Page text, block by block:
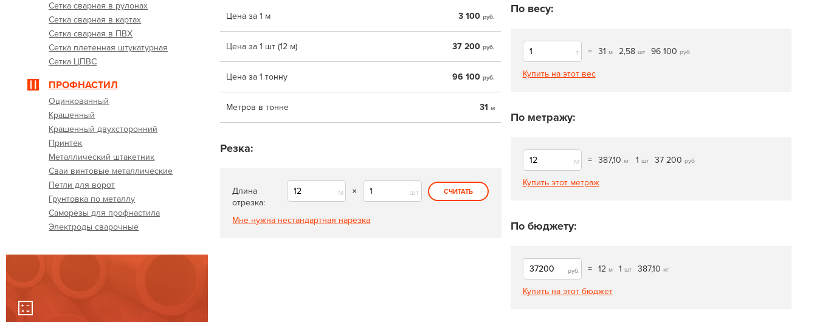
Сетка сварная в рулонах
Сетка сварная в картах
Сетка сварная в ПВХ
Сетка плетенная штукатурная
Сетка ЦПВС
ПРОФНАСТИЛ
Оцинкованный
Крашенный
Крашенный двухсторонний
Принтек
Металлический штакетник
Сваи винтовые металлические
Петли для ворот
Грунтовка по металлу
Саморезы для профнастила
Электроды сварочные
Цена за 1 м 3 100руб.
Цена за 1 шт (12 м) 37 200руб.
Цена за 1 тонну 96 100руб.
Метров в тонне 31м
Резка:
Длина
отрезка:
м × шт СЧИТАТЬ
Мне нужна нестандартная нарезка
По весу:
т = 31 м 2,58 шт 96 100 руб
Купить на этот вес
По метражу:
м = 387,10 кг 1 шт 37 200 руб
Купить этот метраж
По бюджету:
руб. = 12 м 1 шт 387,10 кг
Купить на этот бюджет